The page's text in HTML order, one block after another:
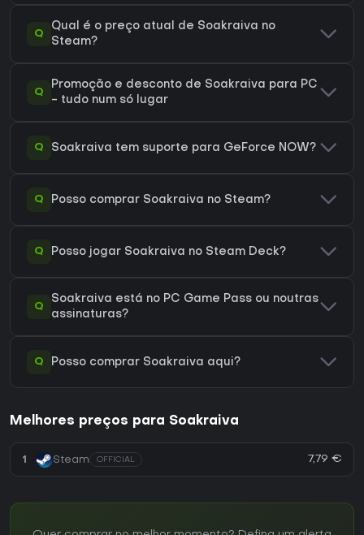
Q
Qual é o preço atual de Soakraiva no
Steam?
Q
Promoção e desconto de Soakraiva para PC
- tudo num só lugar
Q Soakraiva tem suporte para GeForce NOW?
Q Posso comprar Soakraiva no Steam?
Q Posso jogar Soakraiva no Steam Deck?
Q
Soakraiva está no PC Game Pass ou noutras
assinaturas?
Q Posso comprar Soakraiva aqui?
Melhores preços para Soakraiva
1 Steam OFFICIAL 7,79 €